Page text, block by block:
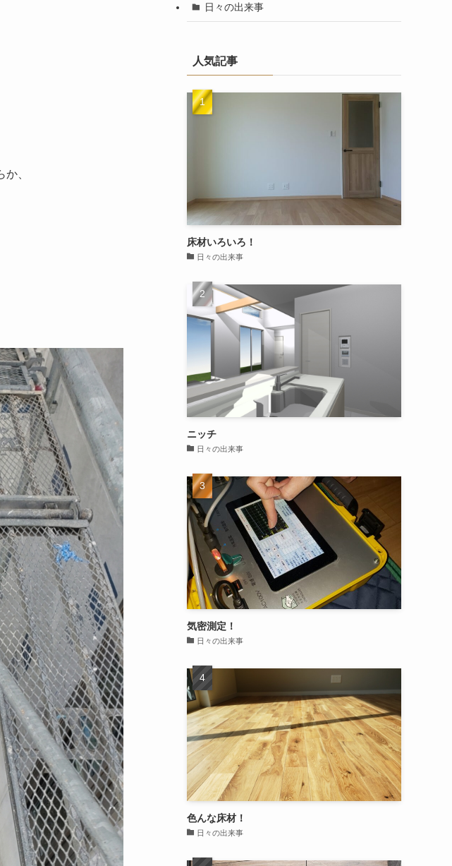
、
日々の出来事
人気記事
床材いろいろ！
日々の出来事
ニッチ
日々の出来事
気密測定！
日々の出来事
色んな床材！
日々の出来事